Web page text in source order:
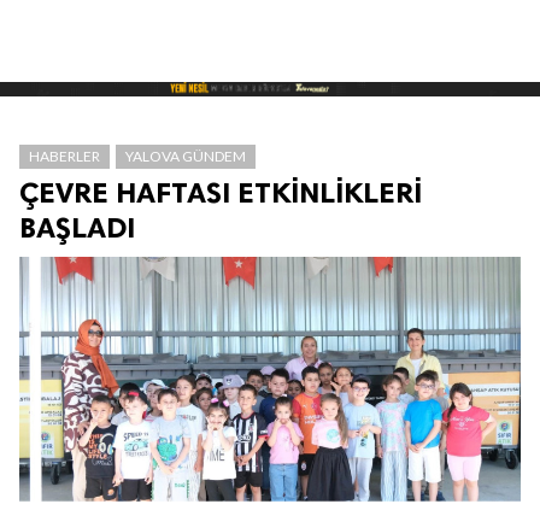
HABERLER YALOVA GÜNDEM
ÇEVRE HAFTASI ETKİNLİKLERİ
BAŞLADI